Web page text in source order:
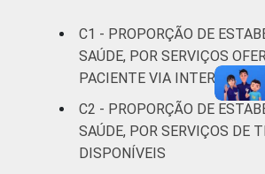
Diagnose
e Terapia
Capital
Interior
C1 - PROPORÇÃO DE
SAÚDE, POR SERVIÇOS
PACIENTE VIA INTERNET
C2 - PROPORÇÃO DE
SAÚDE, POR SERVIÇOS DE
DISPONÍVEIS